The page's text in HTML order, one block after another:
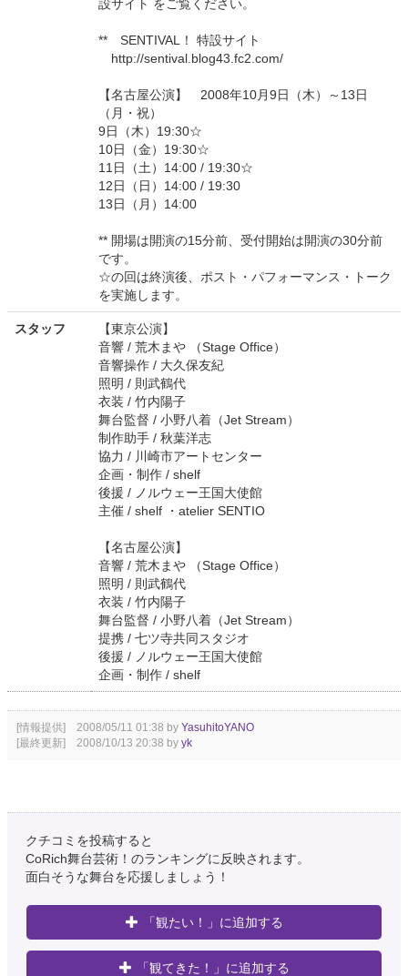
設サイト をご覧ください。
** SENTIVAL！ 特設サイト
http://sentival.blog43.fc2.com/
【名古屋公演】 2008年10月9日（木）～13日
（月・祝）
9日（木）19:30☆
10日（金）19:30☆
11日（土）14:00 / 19:30☆
12日（日）14:00 / 19:30
13日（月）14:00
** 開場は開演の15分前、受付開始は開演の30分前
です。
☆の回は終演後、ポスト・パフォーマンス・トーク
を実施します。
スタッフ
【東京公演】
音響 / 荒木まや （Stage Office）
音響操作 / 大久保友紀
照明 / 則武鶴代
衣装 / 竹内陽子
舞台監督 / 小野八着（Jet Stream）
制作助手 / 秋葉洋志
協力 / 川崎市アートセンター
企画・制作 / shelf
後援 / ノルウェー王国大使館
主催 / shelf ・atelier SENTIO
【名古屋公演】
音響 / 荒木まや （Stage Office）
照明 / 則武鶴代
衣装 / 竹内陽子
舞台監督 / 小野八着（Jet Stream）
提携 / 七ツ寺共同スタジオ
後援 / ノルウェー王国大使館
企画・制作 / shelf
[情報提供] 2008/05/11 01:38 by YasuhitoYANO
[最終更新] 2008/10/13 20:38 by yk
クチコミを投稿すると
CoRich舞台芸術！のランキングに反映されます。
面白そうな舞台を応援しましょう！
「観たい！」に追加する
「観てきた！」に追加する